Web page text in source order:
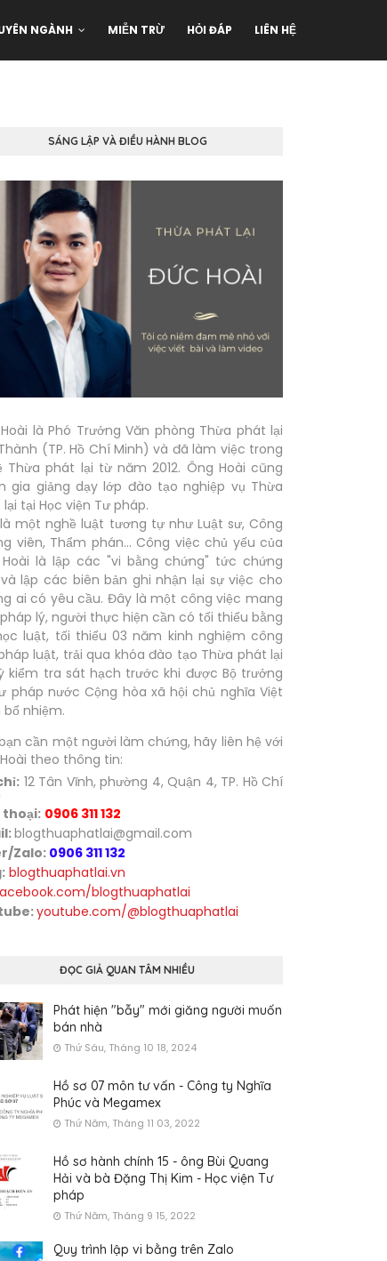
NGÀNH MIỄN TRỪ HỎI ĐÁP LIÊN HỆ
SÁNG LẬP VÀ ĐIỀU HÀNH BLOG
là Phó Trưởng Văn phòng Thừa phát lại
(TP. Hồ Chí Minh) và đã làm việc trong
Thừa phát lại từ năm 2012. Ông Hoài cũng
gia giảng dạy lớp đào tạo nghiệp vụ Thừa
tại Học viện Tư pháp.
một nghề luật tương tự như Luật sư, Công
viên, Thẩm phán... Công việc chủ yếu của
là lập các "vi bằng chứng" tức chứng
lập các biên bản ghi nhận lại sự việc cho
ai có yêu cầu. Đây là một công việc mang
lý, người thực hiện cần có tối thiểu bằng
luật, tối thiểu 03 năm kinh nghiệm công
luật, trải qua khóa đào tạo Thừa phát lại
kiểm tra sát hạch trước khi được Bộ trưởng
pháp nước Cộng hòa xã hội chủ nghĩa Việt
bổ nhiệm.
cần một người làm chứng, hãy liên hệ với
theo thông tin:
12 Tân Vĩnh, phường 4, Quận 4, TP. Hồ Chí
thoại: 0906 311 132
blogthuaphatlai@gmail.com
Zalo: 0906 311 132
blogthuaphatlai.vn
blogthuaphatlai
youtube.com/@blogthuaphatlai
ĐỌC GIẢ QUAN TÂM NHIỀU
Phát hiện "bẫy" mới giăng người muốn
bán nhà
Thứ Sáu, Tháng 10 18, 2024
Hồ sơ 07 môn tư vấn - Công ty Nghĩa
Phúc và Megamex
Thứ Năm, Tháng 11 03, 2022
Hồ sơ hành chính 15 - ông Bùi Quang
Hải và bà Đặng Thị Kim - Học viện Tư
pháp
Thứ Năm, Tháng 9 15, 2022
Quy trình lập vi bằng trên Zalo